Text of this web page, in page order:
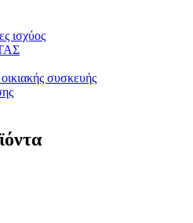
ισχύος
συσκευής